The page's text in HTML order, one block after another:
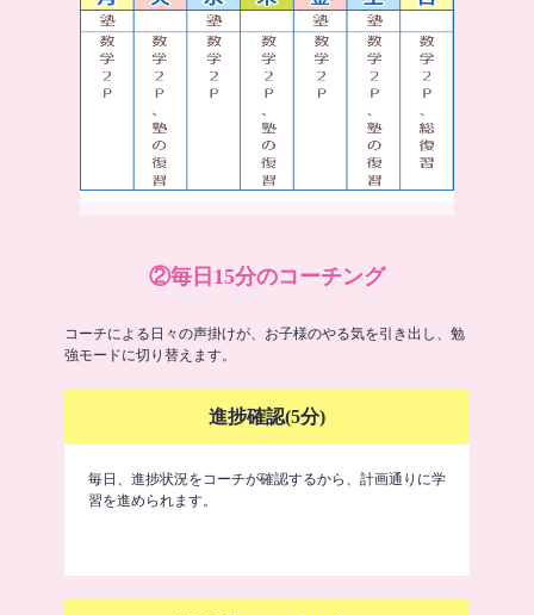
②毎日15分のコーチング
コーチによる日々の声掛けが、お子様のやる気を引き出し、勉
強モードに切り替えます。
進捗確認(5分)
毎日、進捗状況をコーチが確認するから、計画通りに学
習を進められます。